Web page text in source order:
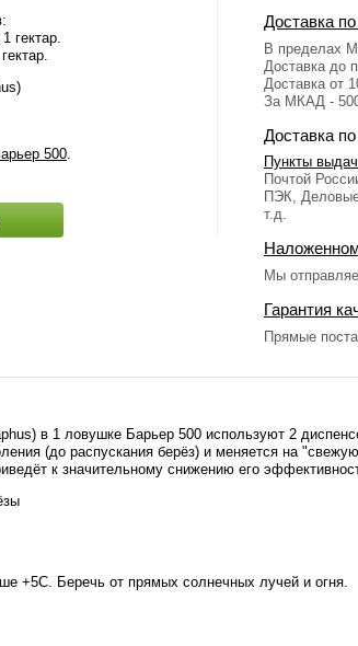
гектар.
500.
Доставка
В пределах
Доставка до
Доставка от
За МКАД -
Доставка
Пункты
Почтой
ПЭК,
т.д.
Мы
Гарантия
Прямые
в 1 ловушке Барьер 500 используют 2
(до распускания берёз) и меняется на
к значительному снижению его
+5С. Беречь от прямых солнечных лучей и огня.